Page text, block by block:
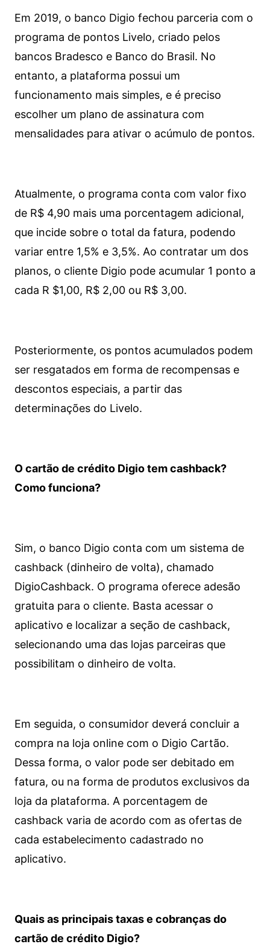
Em 2019, o banco Digio fechou parceria com o
programa de pontos Livelo, criado pelos
bancos Bradesco e Banco do Brasil. No
entanto, a plataforma possui um
funcionamento mais simples, e é preciso
escolher um plano de assinatura com
mensalidades para ativar o acúmulo de pontos.
Atualmente, o programa conta com valor fixo
de R$ 4,90 mais uma porcentagem adicional,
que incide sobre o total da fatura, podendo
variar entre 1,5% e 3,5%. Ao contratar um dos
planos, o cliente Digio pode acumular 1 ponto a
cada R $1,00, R$ 2,00 ou R$ 3,00.
Posteriormente, os pontos acumulados podem
ser resgatados em forma de recompensas e
descontos especiais, a partir das
determinações do Livelo.
O cartão de crédito Digio tem cashback?
Como funciona?
Sim, o banco Digio conta com um sistema de
cashback (dinheiro de volta), chamado
DigioCashback. O programa oferece adesão
gratuita para o cliente. Basta acessar o
aplicativo e localizar a seção de cashback,
selecionando uma das lojas parceiras que
possibilitam o dinheiro de volta.
Em seguida, o consumidor deverá concluir a
compra na loja online com o Digio Cartão.
Dessa forma, o valor pode ser debitado em
fatura, ou na forma de produtos exclusivos da
loja da plataforma. A porcentagem de
cashback varia de acordo com as ofertas de
cada estabelecimento cadastrado no
aplicativo.
Quais as principais taxas e cobranças do
cartão de crédito Digio?